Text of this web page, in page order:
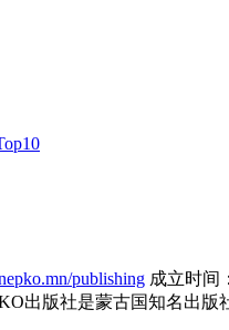
publishing 成立时间